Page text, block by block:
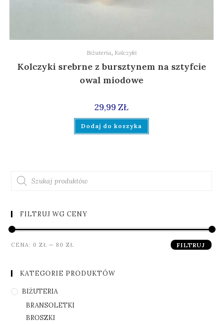
Biżuteria, Kolczyki
Kolczyki srebrne z bursztynem na sztyfcie
owal miodowe
29,99 ZŁ
Dodaj do koszyka
FILTRUJ WG CENY
FILTRUJ
CENA: 0 ZŁ — 80 ZŁ
KATEGORIE PRODUKTÓW
BIŻUTERIA
BRANSOLETKI
BROSZKI